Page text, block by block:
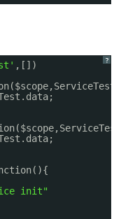
?
,[])
init"